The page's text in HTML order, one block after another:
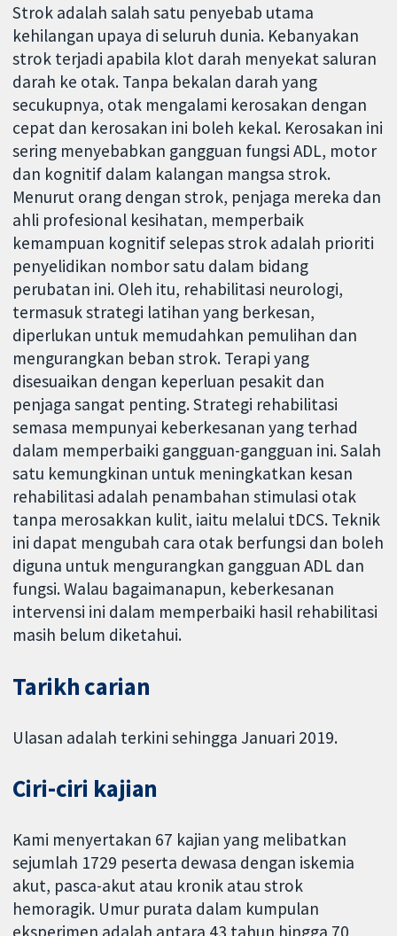
Strok adalah salah satu penyebab utama
kehilangan upaya di seluruh dunia. Kebanyakan
strok terjadi apabila klot darah menyekat saluran
darah ke otak. Tanpa bekalan darah yang
secukupnya, otak mengalami kerosakan dengan
cepat dan kerosakan ini boleh kekal. Kerosakan ini
sering menyebabkan gangguan fungsi ADL, motor
dan kognitif dalam kalangan mangsa strok.
Menurut orang dengan strok, penjaga mereka dan
ahli profesional kesihatan, memperbaik
kemampuan kognitif selepas strok adalah prioriti
penyelidikan nombor satu dalam bidang
perubatan ini. Oleh itu, rehabilitasi neurologi,
termasuk strategi latihan yang berkesan,
diperlukan untuk memudahkan pemulihan dan
mengurangkan beban strok. Terapi yang
disesuaikan dengan keperluan pesakit dan
penjaga sangat penting. Strategi rehabilitasi
semasa mempunyai keberkesanan yang terhad
dalam memperbaiki gangguan-gangguan ini. Salah
satu kemungkinan untuk meningkatkan kesan
rehabilitasi adalah penambahan stimulasi otak
tanpa merosakkan kulit, iaitu melalui tDCS. Teknik
ini dapat mengubah cara otak berfungsi dan boleh
diguna untuk mengurangkan gangguan ADL dan
fungsi. Walau bagaimanapun, keberkesanan
intervensi ini dalam memperbaiki hasil rehabilitasi
masih belum diketahui.
Tarikh carian
Ulasan adalah terkini sehingga Januari 2019.
Ciri-ciri kajian
Kami menyertakan 67 kajian yang melibatkan
sejumlah 1729 peserta dewasa dengan iskemia
akut, pasca-akut atau kronik atau strok
hemoragik. Umur purata dalam kumpulan